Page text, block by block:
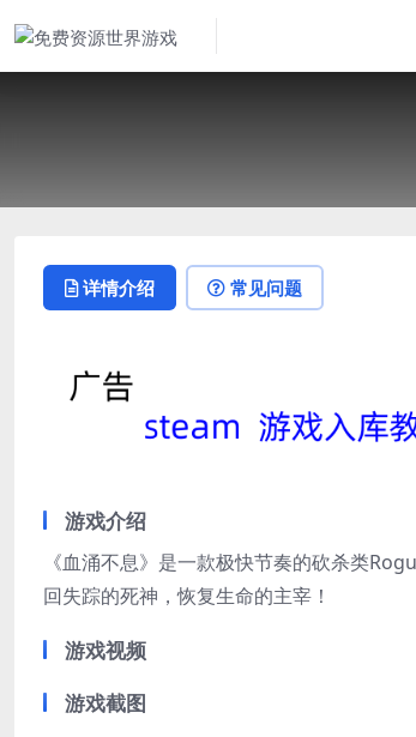
详情介绍 常见问题
游戏介绍
《血涌不息》是一款极快节奏的砍杀类
回失踪的死神，恢复生命的主宰！
游戏视频
游戏截图